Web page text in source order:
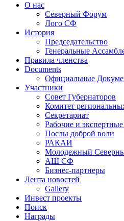
О нас
Северный Форум
Лого СФ
История
Председательство
Генеральные
Правила членства
Documents
Официальные
Участники
Совет Губернаторов
Комитет
Секретариат
Рабочие и
Послы доброй воли
РАКАИ
Молодежный
АШ СФ
Бизнес-партнеры
Лента новостей
Gallery
Инвест проекты
Поиск
Награды